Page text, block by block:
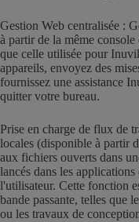
Gestion Web centralisée :
à partir de la même
que celle utilisée pour
appareils, envoyez des
fournissez une assistance
quitter votre bureau.
Prise en charge de flux de
locales (disponible à partir
aux fichiers ouverts dans
lancés dans les
l'utilisateur. Cette fonction
bande passante, telles que
ou les travaux de